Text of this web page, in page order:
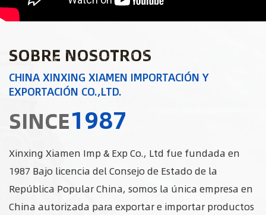
SOBRE NOSOTROS
CHINA XINXING XIAMEN IMPORTACIÓN Y
EXPORTACIÓN CO.,LTD.
SINCE1987
Xinxing Xiamen Imp & Exp Co., Ltd fue fundada en
1987 Bajo licencia del Consejo de Estado de la
República Popular China, somos la única empresa en
China autorizada para exportar e importar productos